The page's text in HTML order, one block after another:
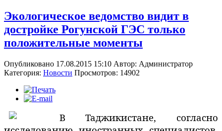
Экологическое ведомство видит в
достройке Рогунской ГЭС только
положительные моменты
Опубликовано 17.08.2015 15:10 Автор: Администратор
Категория: Новости Просмотров: 14902
В Таджикистане, согласно